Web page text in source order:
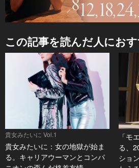
この記事を読んだ人にお
貴女みたいに Vol.1
貴女みたいに：女の地獄が始ま
る。キャリアウーマンとコンパ
「モ
る、
ショ